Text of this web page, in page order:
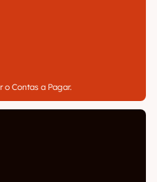
Contas a Pagar.